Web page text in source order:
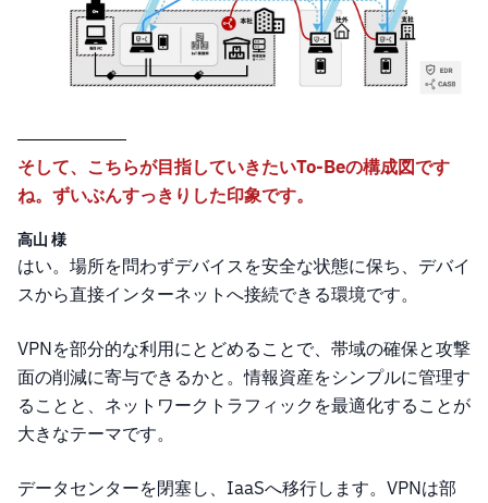
そして、こちらが目指していきたいTo-Beの構成図です
ね。ずいぶんすっきりした印象です。
高山 様
はい。場所を問わずデバイスを安全な状態に保ち、デバイ
スから直接インターネットへ接続できる環境です。
VPNを部分的な利用にとどめることで、帯域の確保と攻撃
面の削減に寄与できるかと。情報資産をシンプルに管理す
ることと、ネットワークトラフィックを最適化することが
大きなテーマです。
データセンターを閉塞し、IaaSへ移行します。VPNは部